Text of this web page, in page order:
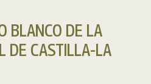
BLANCO DE LA
DE CASTILLA-LA